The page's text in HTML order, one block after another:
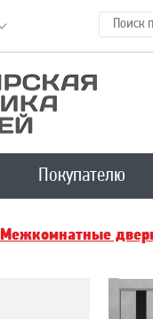
Покупателю
Межкомнатные